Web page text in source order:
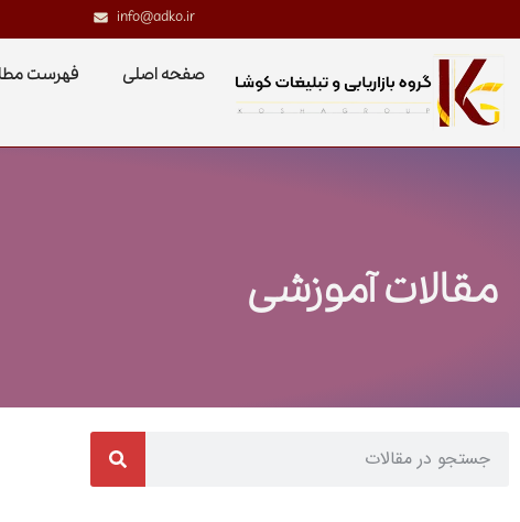
info@adko.ir
صفحه اصلی فهرست
مقالات آموزشی